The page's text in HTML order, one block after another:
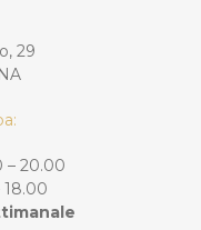
29
– 20.00
18.00